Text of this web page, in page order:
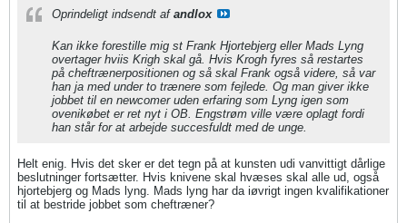
Oprindeligt indsendt af andlox
Kan ikke forestille mig st Frank Hjortebjerg eller Mads Lyng
overtager hviis Krigh skal gå. Hvis Krogh fyres så restartes
på cheftrænerpositionen og så skal Frank også videre, så var
han ja med under to trænere som fejlede. Og man giver ikke
jobbet til en newcomer uden erfaring som Lyng igen som
ovenikøbet er ret nyt i OB. Engstrøm ville være oplagt fordi
han står for at arbejde succesfuldt med de unge.
Helt enig. Hvis det sker er det tegn på at kunsten udi vanvittigt dårlige
beslutninger fortsætter. Hvis knivene skal hvæses skal alle ud, også
hjortebjerg og Mads lyng. Mads lyng har da iøvrigt ingen kvalifikationer
til at bestride jobbet som cheftræner?